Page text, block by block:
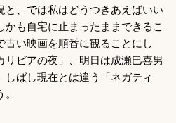
と、では私はどうつきあえばいい
も自宅に止まったままできるこ
古い映画を順番に観ることにし
リビアの夜」、明日は成瀬巳喜男
ばし現在とは違う「ネガティ